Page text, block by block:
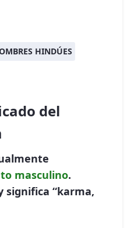
HINDÚES
del
masculino.
significa “karma,